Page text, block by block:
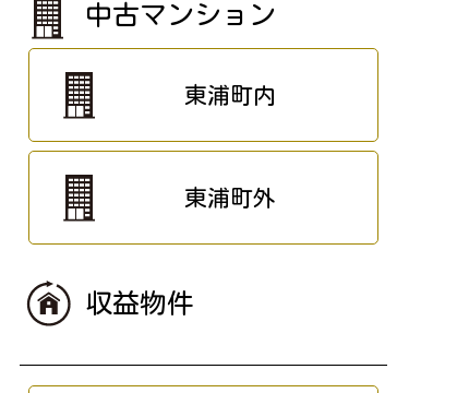
中古マンション
東浦町内
東浦町外
収益物件